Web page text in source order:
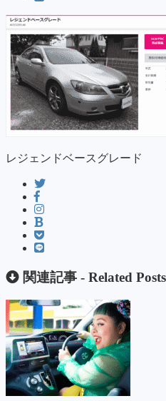
レジェンドベースグレード
関連記事 - Related Posts